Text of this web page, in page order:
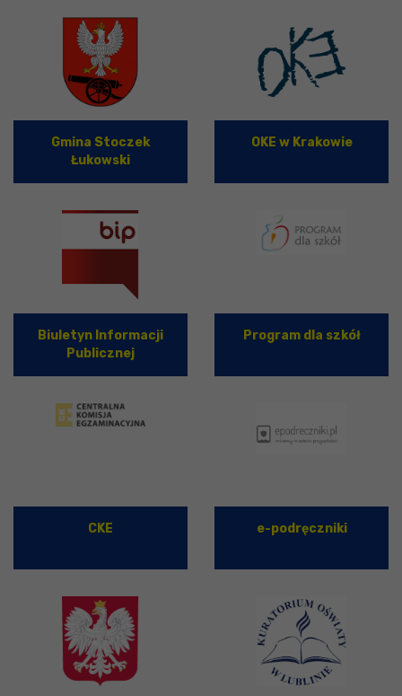
Gmina Stoczek
Łukowski
OKE w Krakowie
Biuletyn Informacji
Publicznej
Program dla szkół
CKE e-podręczniki